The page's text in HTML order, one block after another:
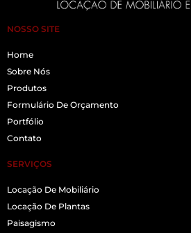
NOSSO SITE
Home
Sobre Nós
Produtos
Formulário De Orçamento
Portfólio
Contato
SERVIÇOS
Locação De Mobiliário
Locação De Plantas
Paisagismo